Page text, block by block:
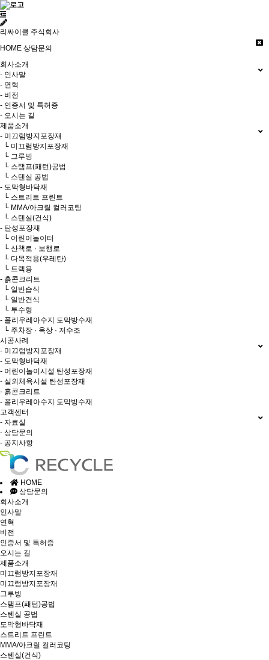
리싸이클 주식회사
HOME 상담문의
회사소개
- 인사말
- 연혁
- 비전
- 인증서 및 특허증
- 오시는 길
제품소개
- 미끄럼방지포장재
└ 미끄럼방지포장재
└ 그루빙
└ 스탬프(패턴)공법
└ 스텐실 공법
- 도막형바닥재
└ 스트리트 프린트
└ MMA/아크릴 컬러코팅
└ 스텐실(건식)
- 탄성포장재
└ 어린이놀이터
└ 산책로 · 보행로
└ 다목적용(우레탄)
└ 트랙용
- 흙콘크리트
└ 일반습식
└ 일반건식
└ 투수형
- 폴리우레아수지 도막방수재
└ 주차장 · 옥상 · 저수조
시공사례
- 미끄럼방지포장재
- 도막형바닥재
- 어린이놀이시설 탄성포장재
- 실외체육시설 탄성포장재
- 흙콘크리트
- 폴리우레아수지 도막방수재
고객센터
- 자료실
- 상담문의
- 공지사항
HOME
상담문의
회사소개
인사말
연혁
비전
인증서 및 특허증
오시는 길
제품소개
미끄럼방지포장재
미끄럼방지포장재
그루빙
스탬프(패턴)공법
스텐실 공법
도막형바닥재
스트리트 프린트
MMA/아크릴 컬러코팅
스텐실(건식)